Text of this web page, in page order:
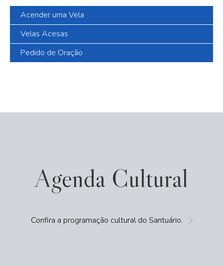
Acender uma Vela
Velas Acesas
Pedido de Oração
Agenda Cultural
Confira a programação cultural do Santuário.